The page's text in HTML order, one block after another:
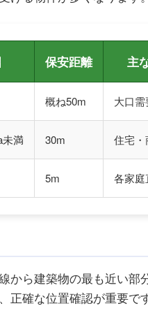
保安距離 主
概ね50m 大口需
未満 30m 住宅
5m 各家庭
から建築物の最も近い
確な位置確認が重要です